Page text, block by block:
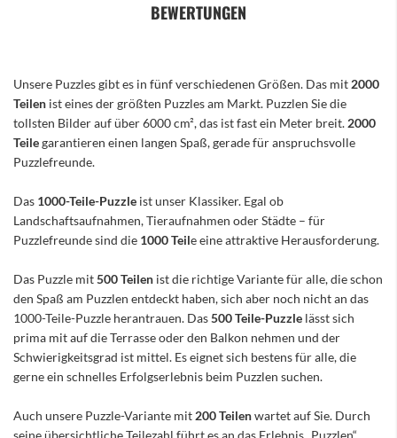
BEWERTUNGEN
Unsere Puzzles gibt es in fünf verschiedenen Größen. Das mit 2000
Teilen ist eines der größten Puzzles am Markt. Puzzlen Sie die
tollsten Bilder auf über 6000 cm², das ist fast ein Meter breit. 2000
Teilegarantieren einen langen Spaß, gerade für anspruchsvolle
Puzzlefreunde.
Das 1000-Teile-Puzzle ist unser Klassiker. Egal ob
Landschaftsaufnahmen, Tieraufnahmen oder Städte – für
Puzzlefreunde sind die 1000 Teile eine attraktive Herausforderung.
Das Puzzle mit500 Teilen ist die richtige Variante für alle, die schon
den Spaß am Puzzlen entdeckt haben, sich aber noch nicht an das
1000-Teile-Puzzle herantrauen. Das500 Teile-Puzzle lässt sich
prima mit auf die Terrasse oder den Balkon nehmen und der
Schwierigkeitsgrad ist mittel. Es eignet sich bestens für alle, die
gerne ein schnelles Erfolgserlebnis beim Puzzlen suchen.
Auch unsere Puzzle-Variante mit 200 Teilenwartet auf Sie. Durch
seine übersichtliche Teilezahl führt es an das Erlebnis „Puzzlen“